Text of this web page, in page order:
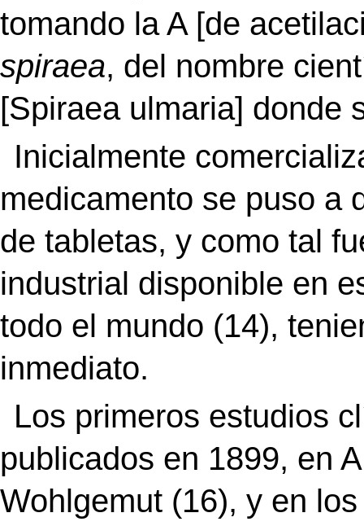
tomando la A [de
spiraea, del nombre
[Spiraea ulmaria] donde
Inicialmente
medicamento se puso a
de tabletas, y como tal
industrial disponible en
todo el mundo (14),
inmediato.
Los primeros estudios
publicados en 1899, en
Wohlgemut (16), y en